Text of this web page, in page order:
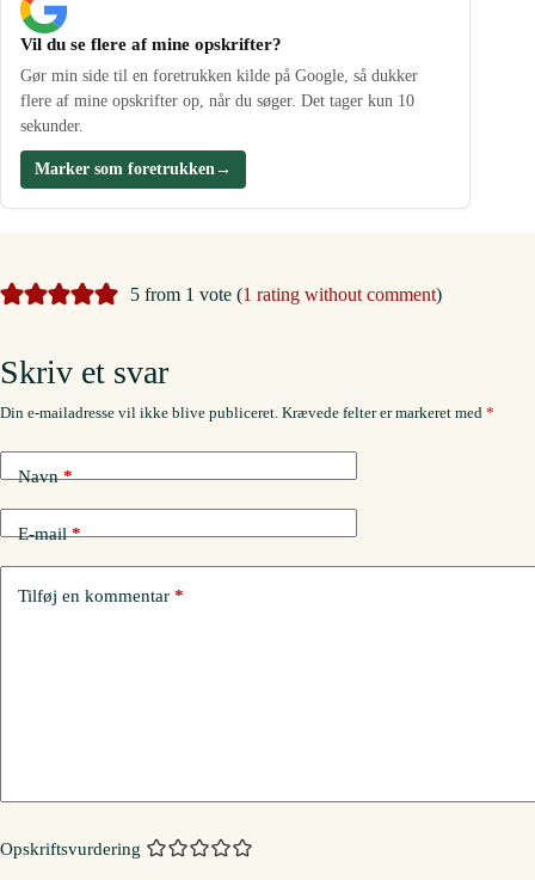
Vil du se flere af mine opskrifter?
Gør min side til en foretrukken kilde på Google, så dukker
flere af mine opskrifter op, når du søger. Det tager kun 10
sekunder.
Marker som foretrukken→
5 from 1 vote (1 rating without comment)
Skriv et svar
Din e-mailadresse vil ikke blive publiceret. Krævede felter er markeret med *
Navn*
E-mail*
Tilføj en kommentar *
Opskriftsvurdering